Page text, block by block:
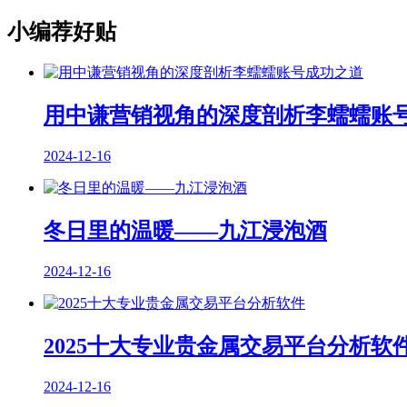
小编荐好贴
用中谦营销视角的深度剖析李蠕蠕账
2024-12-16
冬日里的温暖——九江浸泡酒
2024-12-16
2025十大专业贵金属交易平台分析软
2024-12-16